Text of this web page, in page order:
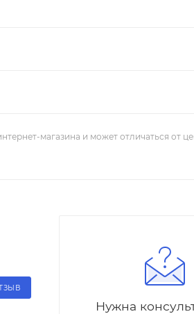
магазина и может отличаться от
Нужна